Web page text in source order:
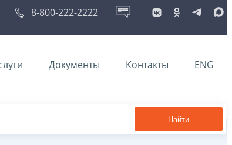
8-800-222-2222
Документы Контакты ENG
Найти